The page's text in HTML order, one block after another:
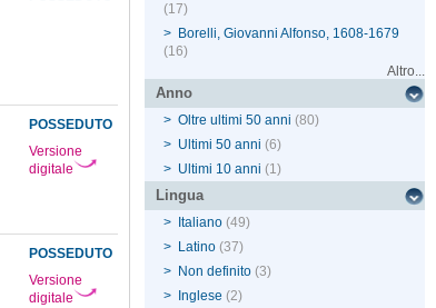
POSSEDUTO
Versione
digitale
POSSEDUTO
Versione
digitale
(17)
> Borelli, Giovanni Alfonso, 1608-1679
(16)
Altro...
Anno
> Oltre ultimi 50 anni (80)
> Ultimi 50 anni (6)
> Ultimi 10 anni (1)
Lingua
> Italiano (49)
> Latino (37)
> Non definito (3)
>
Inglese (2)